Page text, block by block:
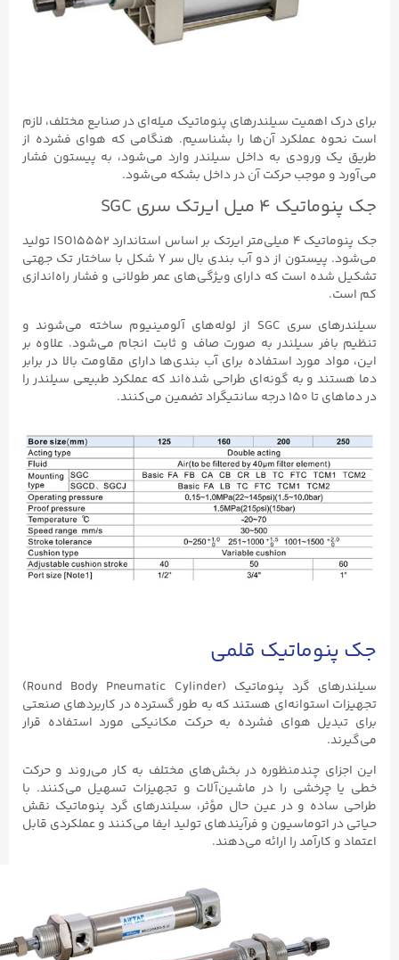
برای درک اهمیت سیلندرهای پنوماتیک میله‌ای در صنایع مختلف، لازم
است نحوه عملکرد آن‌ها را بشناسیم. هنگامی که هوای فشرده از
طریق یک ورودی به داخل سیلندر وارد می‌شود، به پیستون فشار
می‌آورد و موجب حرکت آن در داخل بشکه می‌شود.
جک پنوماتیک ۴ میل ایرتک سری SGC
جک پنوماتیک ۴ میلی‌متر ایرتک بر اساس استاندارد ISO15552 تولید
می‌شود. پیستون از دو آب بندی بال سر Y شکل با ساختار تک جهتی
تشکیل شده است که دارای ویژگی‌های عمر طولانی و فشار راه‌اندازی
کم است.
سیلندرهای سری SGC از لوله‌های آلومینیوم ساخته می‌شوند و
تنظیم بافر سیلندر به صورت صاف و ثابت انجام می‌شود. علاوه بر
این، مواد مورد استفاده برای آب بندی‌ها دارای مقاومت بالا در برابر
دما هستند و به گونه‌ای طراحی شده‌اند که عملکرد طبیعی سیلندر را
در دماهای تا ۱۵۰ درجه سانتیگراد تضمین می‌کنند.
جک پنوماتیک قلمی
سیلندرهای گرد پنوماتیک (Round Body Pneumatic Cylinder)
تجهیزات استوانه‌ای هستند که به طور گسترده در کاربردهای صنعتی
برای تبدیل هوای فشرده به حرکت مکانیکی مورد استفاده قرار
می‌گیرند.
این اجزای چندمنظوره در بخش‌های مختلف به کار می‌روند و حرکت
خطی یا چرخشی را در ماشین‌آلات و تجهیزات تسهیل می‌کنند. با
طراحی ساده و در عین حال مؤثر، سیلندرهای گرد پنوماتیک نقش
حیاتی در اتوماسیون و فرآیندهای تولید ایفا می‌کنند و عملکردی قابل
اعتماد و کارآمد را ارائه می‌دهند.